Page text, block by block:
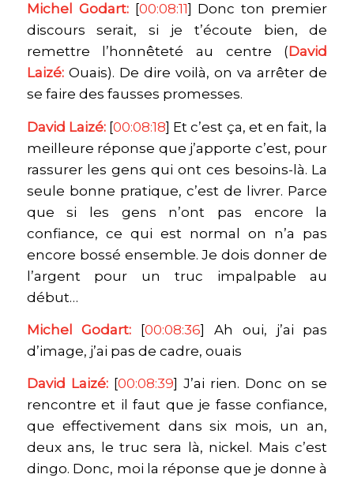
Michel Godart: [00:08:11] Donc ton premier
discours serait, si je t’écoute bien, de
remettre l’honnêteté au centre (David
Laizé:Ouais). De dire voilà, on va arrêter de
se faire des fausses promesses.
David Laizé: [00:08:18] Et c’est ça, et en fait, la
meilleure réponse que j’apporte c’est, pour
rassurer les gens qui ont ces besoins-là. La
seule bonne pratique, c’est de livrer. Parce
que si les gens n’ont pas encore la
confiance, ce qui est normal on n’a pas
encore bossé ensemble. Je dois donner de
l’argent pour un truc impalpable au
début…
Michel Godart: [00:08:36] Ah oui, j’ai pas
d’image, j’ai pas de cadre, ouais
David Laizé: [00:08:39] J’ai rien. Donc on se
rencontre et il faut que je fasse confiance,
que effectivement dans six mois, un an,
deux ans, le truc sera là, nickel. Mais c’est
dingo. Donc, moi la réponse que je donne à